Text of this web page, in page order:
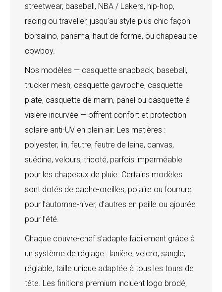
streetwear, baseball, NBA / Lakers, hip-hop,
racing ou traveller, jusqu’au style plus chic façon
borsalino, panama, haut de forme, ou chapeau de
cowboy.
Nos modèles — casquette snapback, baseball,
trucker mesh, casquette gavroche, casquette
plate, casquette de marin, panel ou casquette à
visière incurvée — offrent confort et protection
solaire anti-UV en plein air. Les matières :
polyester, lin, feutre, feutre de laine, canvas,
suédine, velours, tricoté, parfois imperméable
pour les chapeaux de pluie. Certains modèles
sont dotés de cache-oreilles, polaire ou fourrure
pour l’automne-hiver, d’autres en paille ou ajourée
pour l’été.
Chaque couvre-chef s’adapte facilement grâce à
un système de réglage : lanière, velcro, sangle,
réglable, taille unique adaptée à tous les tours de
tête. Les finitions premium incluent logo brodé,